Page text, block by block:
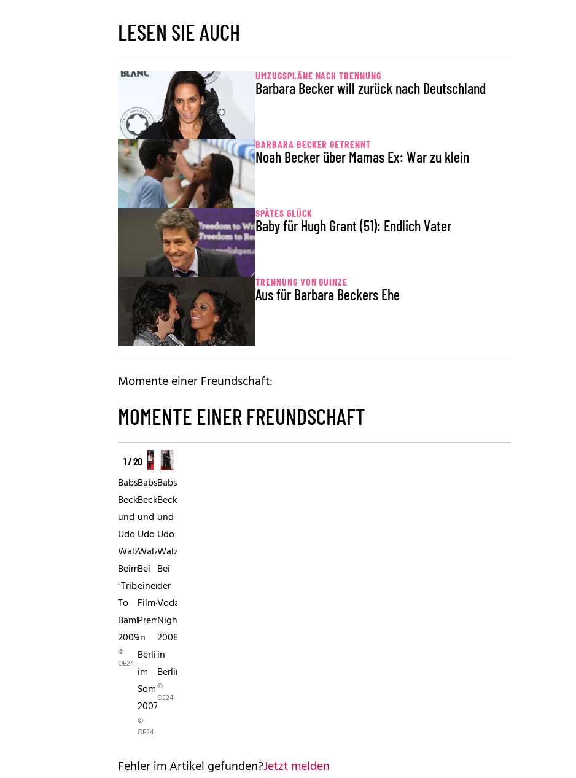
LESEN SIE AUCH
UMZUGSPLÄNE NACH TRENNUNG
Barbara Becker will zurück nach Deutschland
BARBARA BECKER GETRENNT
Noah Becker über Mamas Ex: War zu klein
SPÄTES GLÜCK
Baby für Hugh Grant (51): Endlich Vater
TRENNUNG VON QUINZE
Aus für Barbara Beckers Ehe
Momente einer Freundschaft:
MOMENTE EINER FREUNDSCHAFT
1 / 20
Babs
Becker
und
Udo
Walz
Beim
"Tribute
To
Bambi
2009"
©
OE24
Babs
Becker
und
Udo
Walz
Bei
einer
Film-
Premiere
in
Berlin
im
Sommer
2007
©
OE24
Babs
Becker
und
Udo
Walz
Bei
der
Vodafone
Night
2008
in
Berlin
©
OE24
Fehler im Artikel gefunden?Jetzt melden